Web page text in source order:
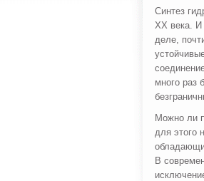
Синтез
XX века. И
деле,
много раз
Можно ли
для этого
В